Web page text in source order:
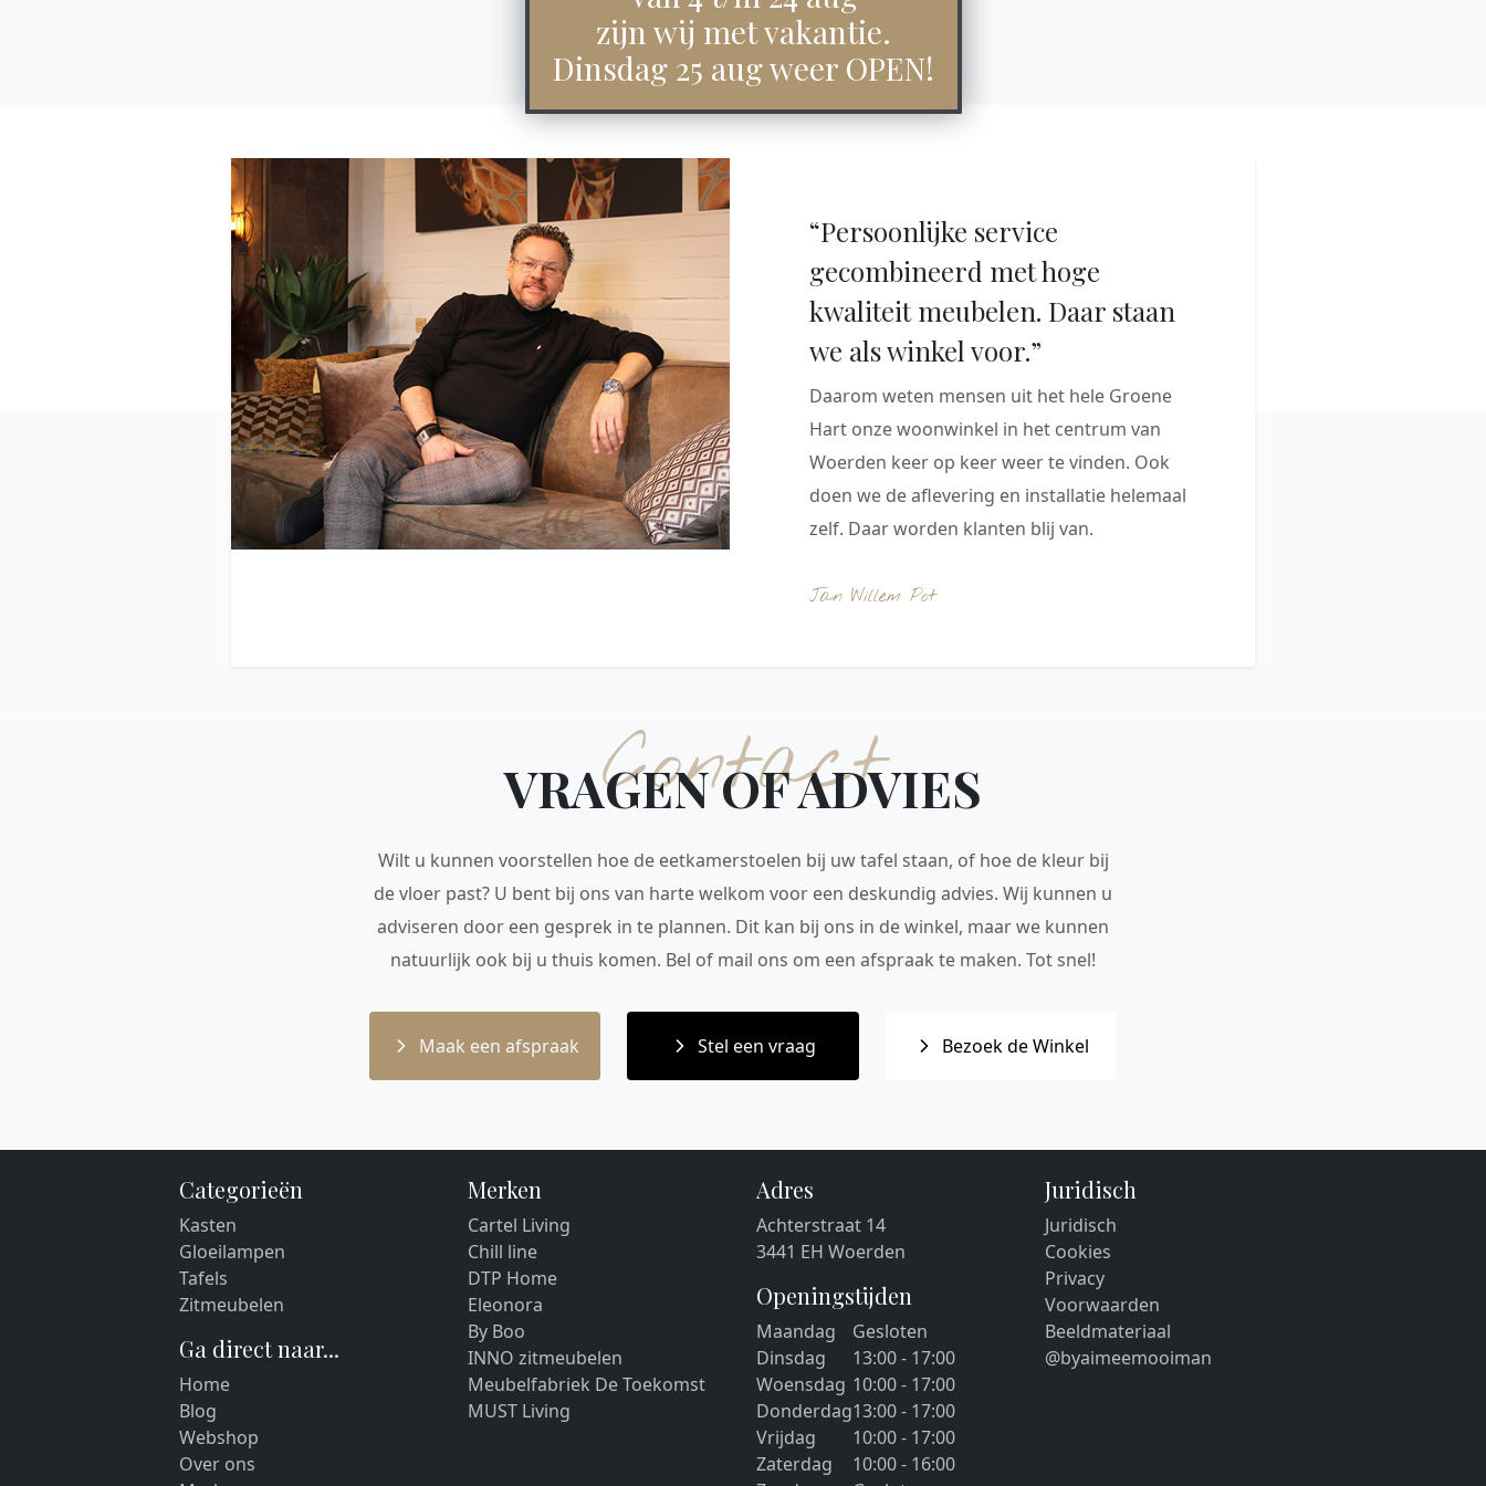
“Persoonlijke service
gecombineerd met hoge
kwaliteit meubelen. Daar staan
we als winkel voor.”
Daarom weten mensen uit het hele Groene
Hart onze woonwinkel in het centrum van
Woerden keer op keer weer te vinden. Ook
doen we de aflevering en installatie helemaal
zelf. Daar worden klanten blij van.
Jan Willem Pot
Contact
VRAGEN OF ADVIES
Wilt u kunnen voorstellen hoe de eetkamerstoelen bij uw tafel staan, of hoe de kleur bij
de vloer past? U bent bij ons van harte welkom voor een deskundig advies. Wij kunnen u
adviseren door een gesprek in te plannen. Dit kan bij ons in de winkel, maar we kunnen
natuurlijk ook bij u thuis komen. Bel of mail ons om een afspraak te maken. Tot snel!
Maak een afspraak Stel een vraag Bezoek de Winkel
Categorieën
Kasten
Gloeilampen
Tafels
Zitmeubelen
Ga direct naar...
Home
Blog
Webshop
Over ons
Merken
Cartel Living
Chill line
DTP Home
Eleonora
By Boo
INNO zitmeubelen
Meubelfabriek De Toekomst
MUST Living
Adres
Achterstraat 14
3441 EH Woerden
Openingstijden
Maandag
Gesloten
Dinsdag
13:00 - 17:00
Woensdag 10:00 - 17:00
Donderdag13:00 - 17:00
Vrijdag
10:00 - 17:00
Zaterdag
10:00 - 16:00
Juridisch
Juridisch
Cookies
Privacy
Voorwaarden
Beeldmateriaal
@byaimeemooiman
zijn wij met vakantie.
Dinsdag 25 aug weer OPEN!